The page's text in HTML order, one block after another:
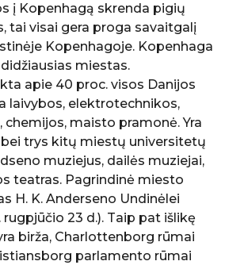
į Kopenhagą skrenda pigių
tai visai gera proga savaitgalį
Kopenhagoje. Kopenhaga
miestas.
apie 40 proc. visos Danijos
laivybos, elektrotechnikos,
maisto pramonė. Yra
trys kitų miestų universitetų
muziejus, dailės muziejai,
teatras. Pagrindinė miesto
H. K. Anderseno Undinėlei
rugpjūčio 23 d.). Taip pat išlikę
birža, Charlottenborg rūmai
parlamento rūmai